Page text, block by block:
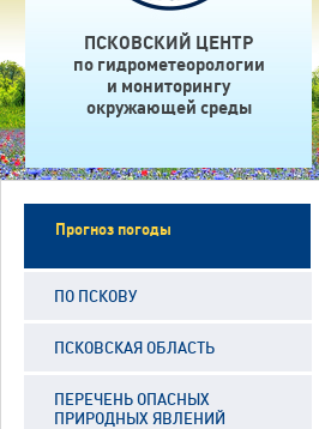
ПСКОВСКИЙ ЦЕНТР
по гидрометеорологии
и мониторингу
окружающей среды
Прогноз погоды
ПО ПСКОВУ
ПСКОВСКАЯ ОБЛАСТЬ
ПЕРЕЧЕНЬ ОПАСНЫХ
ПРИРОДНЫХ ЯВЛЕНИЙ